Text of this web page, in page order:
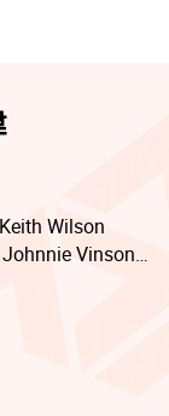
Wilson
Vinson